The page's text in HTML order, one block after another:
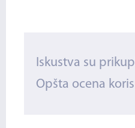
Iskustva su
Opšta ocena